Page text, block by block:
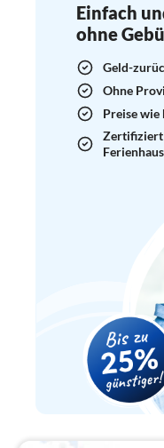
Einfach
ohne
Geld-
Ohne
Preise
Zertifiziert